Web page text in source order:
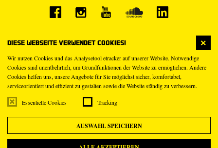
Diese Webseite verwendet Cookies!
Wir nutzen Cookies und das Analysetool etracker auf unserer Website. Notwendige
Cookies sind unentbehrlich, um Grundfunktionen der Website zu ermöglichen. Andere
Cookies helfen uns, unsere Angebote für Sie möglichst sicher, komfortabel,
serviceorientiert und effizient zu gestalten sowie die Website ständig zu verbessern.
Essentielle Cookies Tracking
AUSWAHL SPEICHERN